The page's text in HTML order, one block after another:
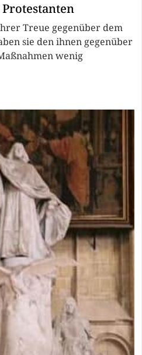
Treue gegenüber dem
sie den ihnen gegenüber
wenig